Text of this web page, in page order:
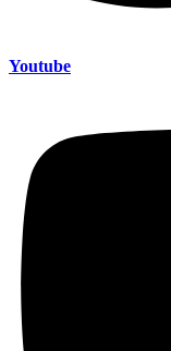
Youtube